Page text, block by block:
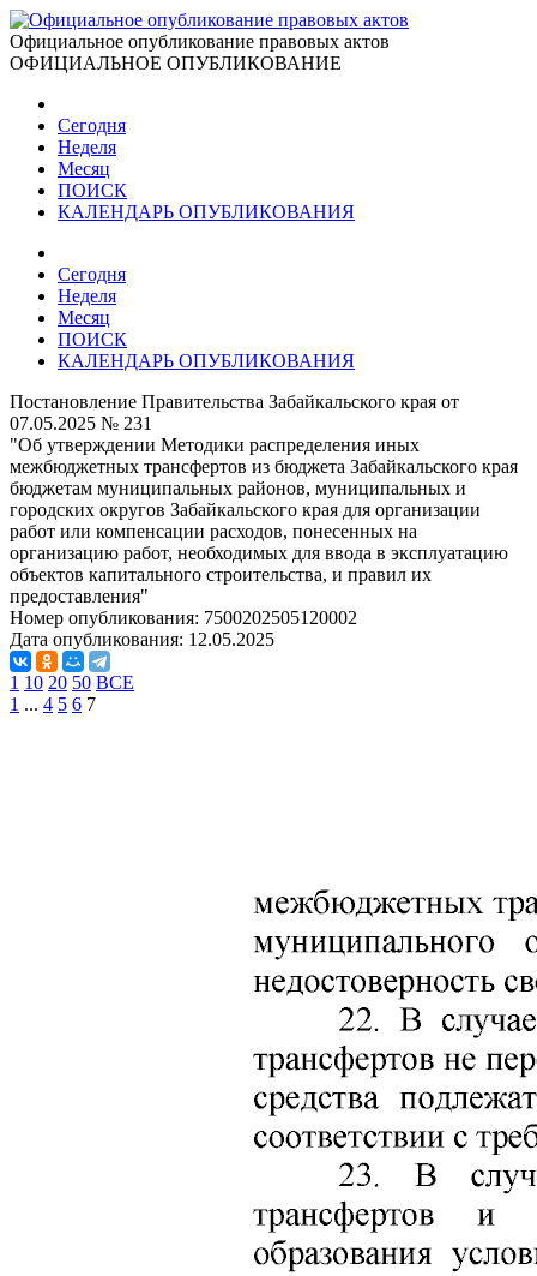
Официальное опубликование правовых актов
ОФИЦИАЛЬНОЕ ОПУБЛИКОВАНИЕ
Сегодня
Неделя
Месяц
ПОИСК
КАЛЕНДАРЬ ОПУБЛИКОВАНИЯ
Сегодня
Неделя
Месяц
ПОИСК
КАЛЕНДАРЬ ОПУБЛИКОВАНИЯ
Постановление Правительства Забайкальского края от
07.05.2025 № 231
"Об утверждении Методики распределения иных
межбюджетных трансфертов из бюджета Забайкальского края
бюджетам муниципальных районов, муниципальных и
городских округов Забайкальского края для организации
работ или компенсации расходов, понесенных на
организацию работ, необходимых для ввода в эксплуатацию
объектов капитального строительства, и правил их
предоставления"
Номер опубликования: 7500202505120002
Дата опубликования: 12.05.2025
1 10 20 50 ВСЕ
1 ... 4 5 6 7